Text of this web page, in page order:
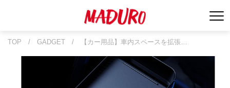
TOP / GADGET / 【カー用品】車内スペースを拡張…